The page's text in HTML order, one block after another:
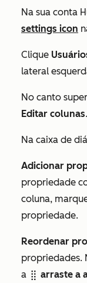
Na sua conta
settings icon
Clique
lateral
No canto
Editar colunas.
Na caixa de
Adicionar
propriedade
coluna,
propriedade.
Reordenar
propriedades.
a dragHandle arraste a